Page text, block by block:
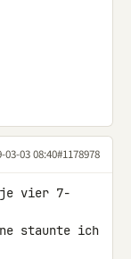
03-03 08:40#1178978
je vier 7-
staunte ich